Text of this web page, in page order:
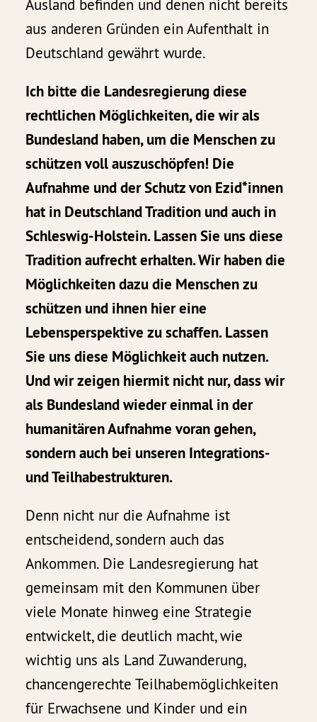
Ausland befinden und denen nicht bereits
aus anderen Gründen ein Aufenthalt in
Deutschland gewährt wurde.
Ich bitte die Landesregierung diese
rechtlichen Möglichkeiten, die wir als
Bundesland haben, um die Menschen zu
schützen voll auszuschöpfen! Die
Aufnahme und der Schutz von Ezid*innen
hat in Deutschland Tradition und auch in
Schleswig-Holstein. Lassen Sie uns diese
Tradition aufrecht erhalten. Wir haben die
Möglichkeiten dazu die Menschen zu
schützen und ihnen hier eine
Lebensperspektive zu schaffen. Lassen
Sie uns diese Möglichkeit auch nutzen.
Und wir zeigen hiermit nicht nur, dass wir
als Bundesland wieder einmal in der
humanitären Aufnahme voran gehen,
sondern auch bei unseren Integrations-
und Teilhabestrukturen.
Denn nicht nur die Aufnahme ist
entscheidend, sondern auch das
Ankommen. Die Landesregierung hat
gemeinsam mit den Kommunen über
viele Monate hinweg eine Strategie
entwickelt, die deutlich macht, wie
wichtig uns als Land Zuwanderung,
chancengerechte Teilhabemöglichkeiten
für Erwachsene und Kinder und ein